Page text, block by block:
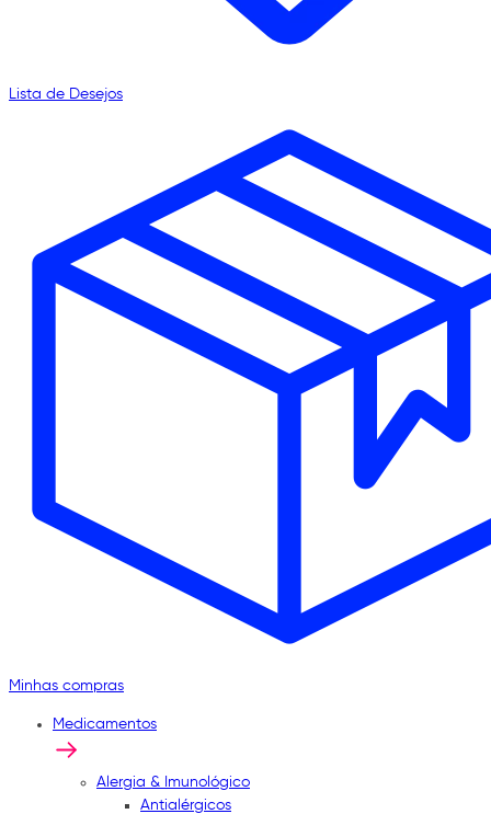
Lista de Desejos
Minhas compras
Medicamentos
Alergia & Imunológico
Antialérgicos